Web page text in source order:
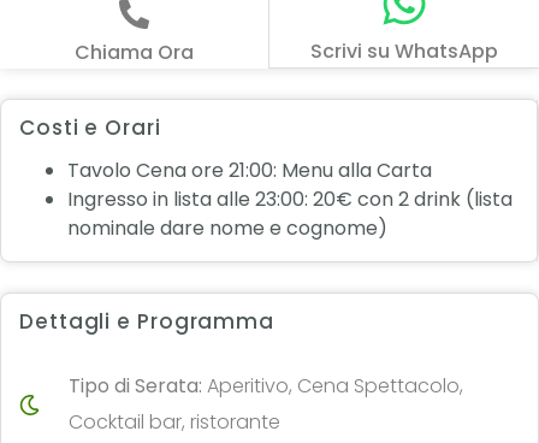
Chiama Ora Scrivi su WhatsApp
Costi e Orari
Tavolo Cena ore 21:00: Menu alla Carta
Ingresso in lista alle 23:00: 20€ con 2 drink (lista
nominale dare nome e cognome)
Dettagli e Programma
Tipo di Serata:Aperitivo, Cena Spettacolo,
Cocktail bar, ristorante